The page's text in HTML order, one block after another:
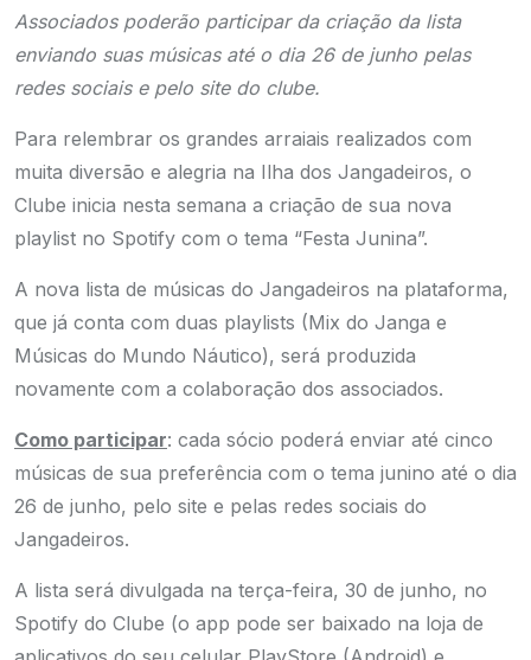
Associados poderão participar da criação da lista
enviando suas músicas até o dia 26 de junho pelas
redes sociais e pelo site do clube.
Para relembrar os grandes arraiais realizados com
muita diversão e alegria na Ilha dos Jangadeiros, o
Clube inicia nesta semana a criação de sua nova
playlist no Spotify com o tema “Festa Junina”.
A nova lista de músicas do Jangadeiros na plataforma,
que já conta com duas playlists (Mix do Janga e
Músicas do Mundo Náutico), será produzida
novamente com a colaboração dos associados.
Como participar: cada sócio poderá enviar até cinco
músicas de sua preferência com o tema junino até o dia
26 de junho, pelo site e pelas redes sociais do
Jangadeiros.
A lista será divulgada na terça-feira, 30 de junho, no
Spotify do Clube (o app pode ser baixado na loja de